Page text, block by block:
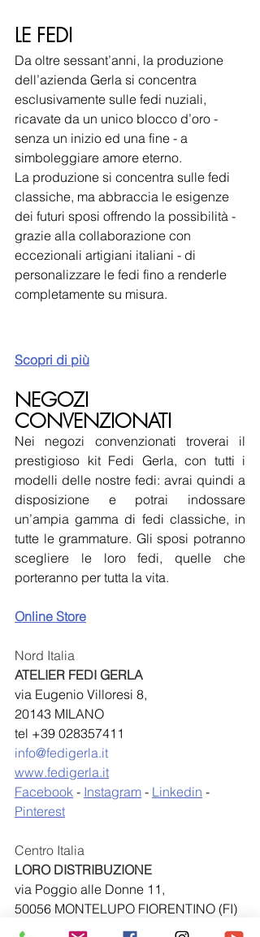
LE FEDI
Da oltre sessant’anni, la produzione
dell’azienda Gerla si concentra
esclusivamente sulle fedi nuziali,
ricavate da un unico blocco d’oro -
senza un inizio ed una fine - a
simboleggiare amore eterno.
La produzione si concentra sulle fedi
classiche, ma abbraccia le esigenze
dei futuri sposi offrendo la possibilità -
grazie alla collaborazione con
eccezionali artigiani italiani - di
personalizzare le fedi fino a renderle
completamente su misura.
Scopri di più
NEGOZI
CONVENZIONATI
Nei negozi convenzionati troverai il
prestigioso kit Fedi Gerla, con tutti i
modelli delle nostre fedi: avrai quindi a
disposizione e potrai indossare
un’ampia gamma di fedi classiche, in
tutte le grammature. Gli sposi potranno
scegliere le loro fedi, quelle che
porteranno per tutta la vita.
Online Store
Nord Italia
ATELIER FEDI GERLA
via Eugenio Villoresi 8,
20143 MILANO
tel +39 028357411
info@fedigerla.it
www.fedigerla.it
Facebook - Instagram - Linkedin -
Pinterest
Centro Italia
LORO DISTRIBUZIONE
via Poggio alle Donne 11,
50056 MONTELUPO FIORENTINO (FI)
tel +39 338 8333141